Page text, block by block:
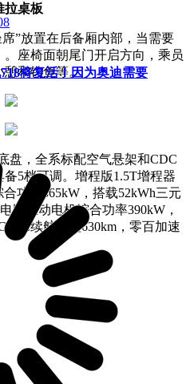
拉桌板
”放置在后备厢内部，当需要
座椅面朝尾门开启方向，乘员
憩和钓鱼等。
盘，全系标配空气悬架和CDC
5档可调。增程版1.5T增程器
功率365kW，搭载52kWh三元
版驱动电机综合功率390kW，
续航里程630km，零百加速
将复活！因为奥迪需要